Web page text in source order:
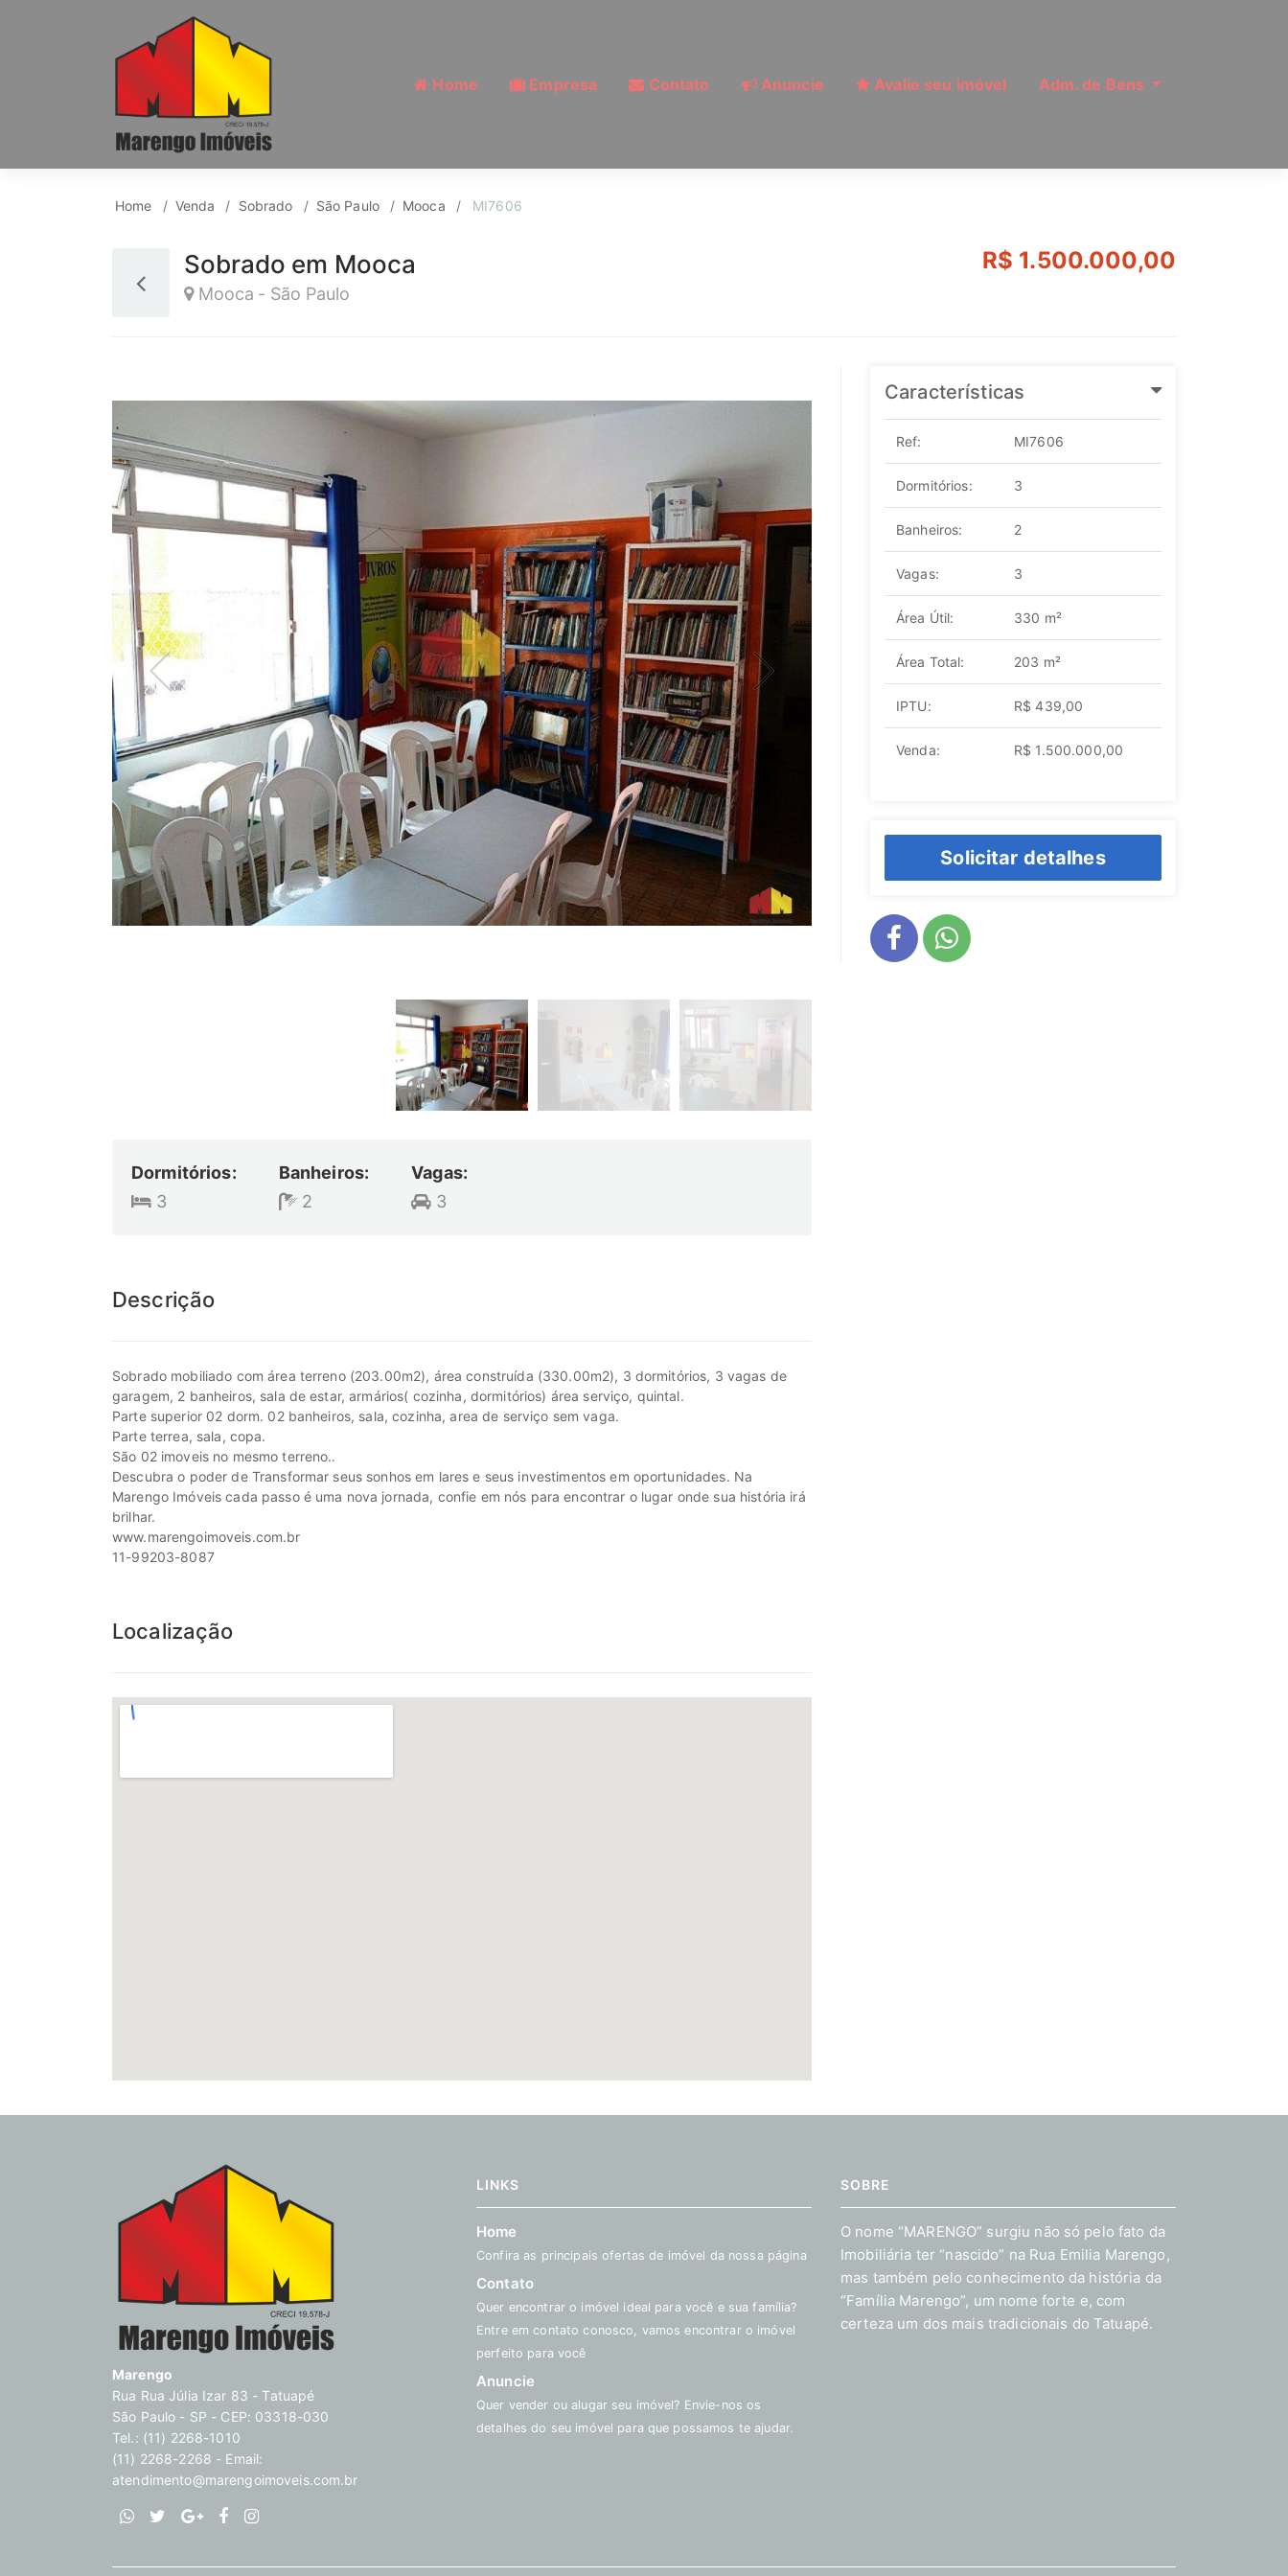
Home Empresa Contato Anuncie Avalie seu imóvel Adm. de Bens
Sobrado para Venda, Mooca, São Paulo | Ref: MI7606
Home Venda Sobrado São Paulo Mooca MI7606
Sobrado em Mooca
Mooca - São Paulo
R$ 1.500.000,00
Dormitórios:
3
Banheiros:
2
Vagas:
3
Descrição
Sobrado mobiliado com área terreno (203.00m2), área construída (330.00m2), 3 dormitórios, 3 vagas de
garagem, 2 banheiros, sala de estar, armários( cozinha, dormitórios) área serviço, quintal.
Parte superior 02 dorm. 02 banheiros, sala, cozinha, area de serviço sem vaga.
Parte terrea, sala, copa.
São 02 imoveis no mesmo terreno..
Descubra o poder de Transformar seus sonhos em lares e seus investimentos em oportunidades. Na
Marengo Imóveis cada passo é uma nova jornada, confie em nós para encontrar o lugar onde sua história irá
brilhar.
www.marengoimoveis.com.br
11-99203-8087
Localização
Características
Ref: MI7606
Dormitórios: 3
Banheiros: 2
Vagas: 3
Área Útil: 330 m²
Área Total: 203 m²
IPTU: R$ 439,00
Venda: R$ 1.500.000,00
Solicitar detalhes
Marengo
Rua Rua Júlia Izar 83 - Tatuapé
São Paulo - SP - CEP: 03318-030
Tel.: (11) 2268-1010
(11) 2268-2268 - Email:
atendimento@marengoimoveis.com.br
LINKS
Home
Confira as principais ofertas de imóvel da nossa página
Contato
Quer encontrar o imóvel ideal para você e sua família?
Entre em contato conosco, vamos encontrar o imóvel
perfeito para você
Anuncie
Quer vender ou alugar seu imóvel? Envie-nos os
detalhes do seu imóvel para que possamos te ajudar.
SOBRE
O nome “MARENGO” surgiu não só pelo fato da
Imobiliária ter “nascido” na Rua Emilia Marengo,
mas também pelo conhecimento da história da
“Família Marengo”, um nome forte e, com
certeza um dos mais tradicionais do Tatuapé.